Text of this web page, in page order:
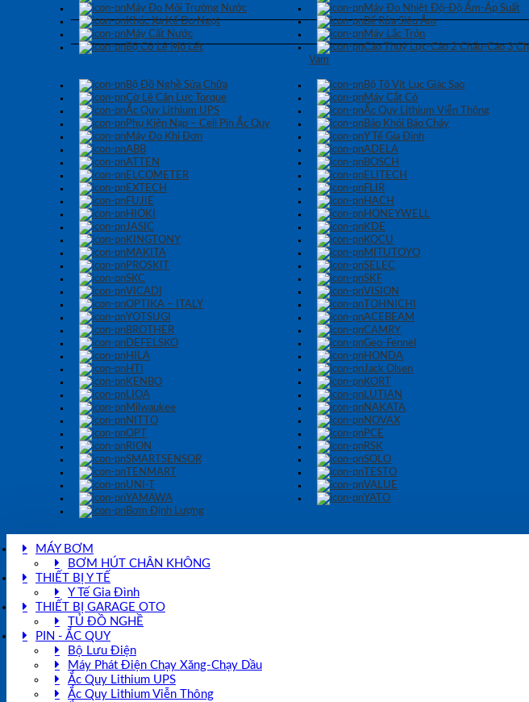
Máy Đo Môi Trường Nước
Máy Đo Nhiệt Độ-Độ Ẩm-Áp Suất
Khúc Xạ Kế Đo Ngọt
Bể Rửa Siêu Âm
Máy Cất Nước
Máy Lắc Trộn
Bộ Cờ Lê Mỏ Lết
Cảo Thuỷ Lực-Cảo 2 Chấu-Cảo 3
Vam
Bộ Đồ Nghề Sửa Chữa
Bộ Tô Vít Lục Giác Sao
Cờ Lê Cân Lực Torque
Máy Cắt Cỏ
Ắc Quy Lithium UPS
Ắc Quy Lithium Viễn Thông
Phụ Kiện Nạp – Cell Pin Ắc Quy
Báo Khói Báo Cháy
Máy Đo Khí Đơn
Y Tế Gia Đình
ABB ADELA
ATTEN
BOSCH
ELCOMETER
ELITECH
EXTECH
FLIR
FUJIE
HACH
HIOKI
HONEYWELL
JASIC
KDE
KINGTONY
KOCU
MAKITA
MITUTOYO
PROSKIT
SELEC
SKC
SKF
VICADI
VISION
OPTIKA – ITALY
TOHNICHI
YOTSUGI
ACEBEAM
BROTHER
CAMRY
DEFELSKO
Geo-Fennel
HILA
HONDA
HTI
Jack Olsen
KENBO
KORT
LIOA
LUTIAN
Milwaukee
NAKATA
NITTO
NOVAX
OPT
PCE
RION
RSK
SMARTSENSOR
SOLO
TENMART
TESTO
UNI-T
VALUE
YAMAWA
YATO
Bơm Định Lượng
MÁY BƠM
BƠM HÚT CHÂN KHÔNG
THIẾT BỊ Y TẾ
Y Tế Gia Đình
THIẾT BỊ GARAGE OTO
TỦ ĐỒ NGHỀ
PIN - ẮC QUY
Bộ Lưu Điện
Máy Phát Điện Chạy Xăng-Chạy Dầu
Ắc Quy Lithium UPS
Ắc Quy Lithium Viễn Thông